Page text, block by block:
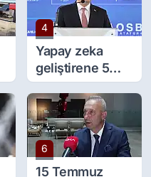
4
Yapay zeka
geliştirene 5
milyon lira kredi
desteği
6
15 Temmuz